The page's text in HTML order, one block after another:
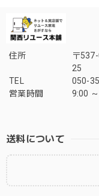
住所
〒
25
TEL
050-
営業時間
9:00
送料について